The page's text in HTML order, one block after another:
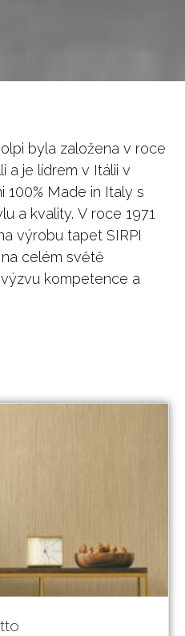
byla založena v roce
a je lídrem v Itálii v
100% Made in Italy s
a kvality. V roce 1971
výrobu tapet SIRPI
celém světě
kompetence a